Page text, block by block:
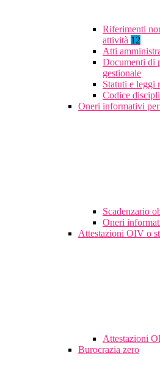
Riferimenti
attività 12
Atti
Documenti di
gestionale
Statuti e leggi
Codice
Oneri informativi
Scadenzario
Oneri
Attestazioni OIV o
Attestazioni
Burocrazia zero